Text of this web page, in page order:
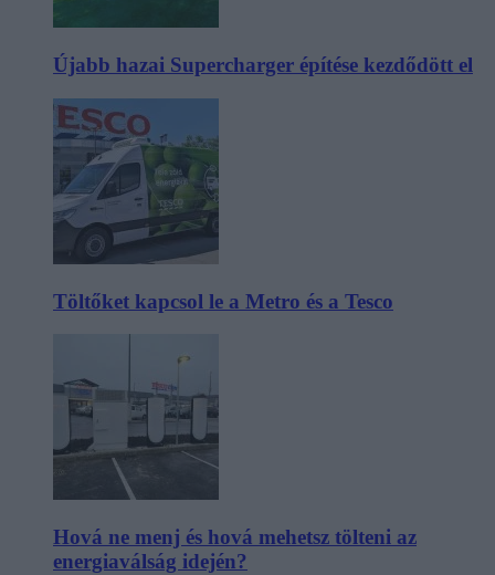
Újabb hazai Supercharger építése kezdődött el
Töltőket kapcsol le a Metro és a Tesco
Hová ne menj és hová mehetsz tölteni az
energiaválság idején?